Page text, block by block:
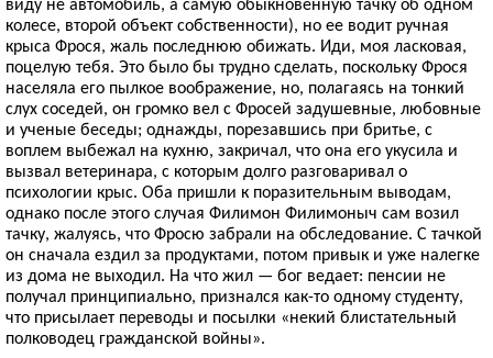
колесе, второй объект собственности), но ее водит ручная
крыса Фрося, жаль последнюю обижать. Иди, моя ласковая,
поцелую тебя. Это было бы трудно сделать, поскольку Фрося
населяла его пылкое воображение, но, полагаясь на тонкий
слух соседей, он громко вел с Фросей задушевные, любовные
и ученые беседы; однажды, порезавшись при бритье, с
воплем выбежал на кухню, закричал, что она его укусила и
вызвал ветеринара, с которым долго разговаривал о
психологии крыс. Оба пришли к поразительным выводам,
однако после этого случая Филимон Филимоныч сам возил
тачку, жалуясь, что Фросю забрали на обследование. С тачкой
он сначала ездил за продуктами, потом привык и уже налегке
из дома не выходил. На что жил — бог ведает: пенсии не
получал принципиально, признался как-то одному студенту,
что присылает переводы и посылки «некий блистательный
полководец гражданской войны».